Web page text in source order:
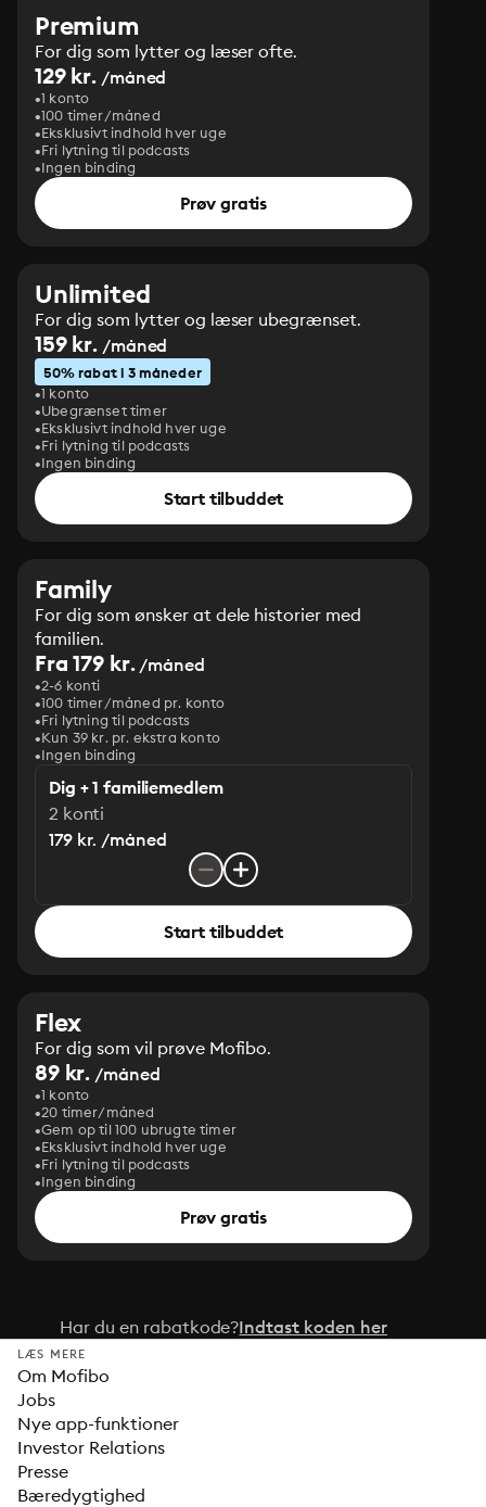
Premium
For dig som lytter og læser ofte.
129 kr. /måned
1 konto
100 timer/måned
Eksklusivt indhold hver uge
Fri lytning til podcasts
Ingen binding
Prøv gratis
Unlimited
For dig som lytter og læser ubegrænset.
159 kr. /måned
50% rabat i 3 måneder
1 konto
Ubegrænset timer
Eksklusivt indhold hver uge
Fri lytning til podcasts
Ingen binding
Start tilbuddet
Family
For dig som ønsker at dele historier med
familien.
Fra 179 kr./måned
2-6 konti
100 timer/måned pr. konto
Fri lytning til podcasts
Kun 39 kr. pr. ekstra konto
Ingen binding
Dig + 1 familiemedlem
2 konti
179 kr. /måned
Start tilbuddet
Flex
For dig som vil prøve Mofibo.
89 kr. /måned
1 konto
20 timer/måned
Gem op til 100 ubrugte timer
Eksklusivt indhold hver uge
Fri lytning til podcasts
Ingen binding
Prøv gratis
Har du en rabatkode?Indtast koden her
LÆS MERE
Om Mofibo
Jobs
Nye app-funktioner
Investor Relations
Presse
Bæredygtighed